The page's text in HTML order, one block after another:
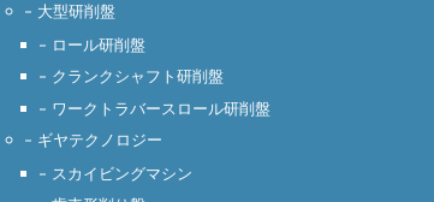
大型研削盤
ロール研削盤
クランクシャフト研削盤
ワークトラバースロール研削盤
ギヤテクノロジー
スカイビングマシン